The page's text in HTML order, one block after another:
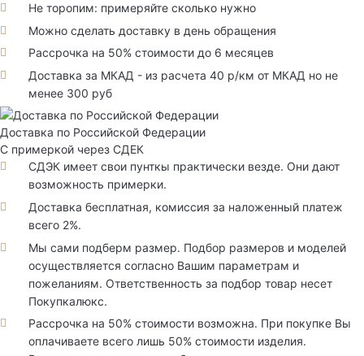
Не торопим: примеряйте сколько нужно
Можно сделать доставку в день обращения
Рассрочка на 50% стоимости до 6 месяцев
Доставка за МКАД - из расчета 40 р/км от МКАД но не
менее 300 руб
Доставка по Российской Федерации
С примеркой через СДЕК
СДЭК имеет свои пунткы практически везде. Они дают
возможность примерки.
Доставка бесплатная, комиссия за наложенный платеж
всего 2%.
Мы сами подберм размер. Подбор размеров и моделей
осуществляется согласно Вашим параметрам и
пожеланиям. Ответственность за подбор товар несет
Покупкалюкс.
Рассрочка на 50% стоимости возможна. При покупке Вы
оплачиваете всего лишь 50% стоимости изделия.